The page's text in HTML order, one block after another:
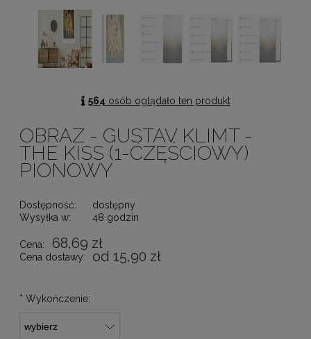
564 osób oglądało ten produkt
OBRAZ - GUSTAV KLIMT -
THE KISS (1-CZĘŚCIOWY)
PIONOWY
Dostępność:
dostępny
Wysyłka w:
48 godzin
Cena: 68,69 zł
Cena dostawy: od 15,90 zł
* Wykończenie: